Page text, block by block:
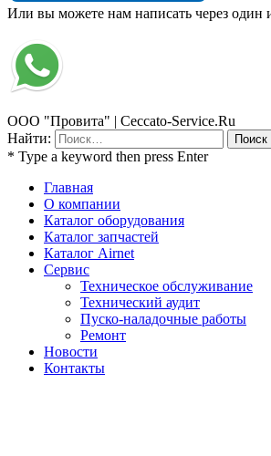
Или вы можете нам написать через один
ООО "Провита" | Ceccato-Service.Ru
Найти:
* Type a keyword then press Enter
Главная
О компании
Каталог оборудования
Каталог запчастей
Каталог Airnet
Сервис
Техническое обслуживание
Технический аудит
Пуско-наладочные работы
Ремонт
Новости
Контакты